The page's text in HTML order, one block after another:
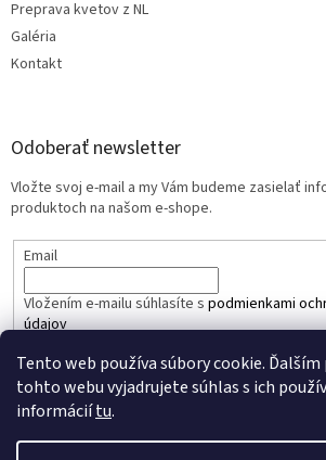
Tento web používa súbory cookie.
tohto webu vyjadrujete súhlas s ich
informáciítu.
Preprava kvetov z NL
Galéria
Kontakt
Odoberať newsletter
Vložte svoj e-mail a my Vám budeme zasielať
produktoch na našom e-shope.
Email
Vložením e-mailu súhlasíte s podmienkami
údajov
PRIHLÁSIŤ SA